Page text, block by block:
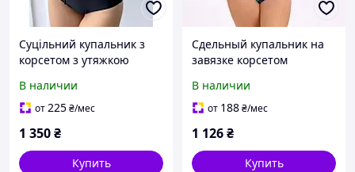
Суцільний купальник з
корсетом з утяжкою
В наличии
от225₴/мес
1 350₴
Купить
Сдельный купальник на
завязке корсетом
В наличии
от 188₴/мес
1 126₴
Купить